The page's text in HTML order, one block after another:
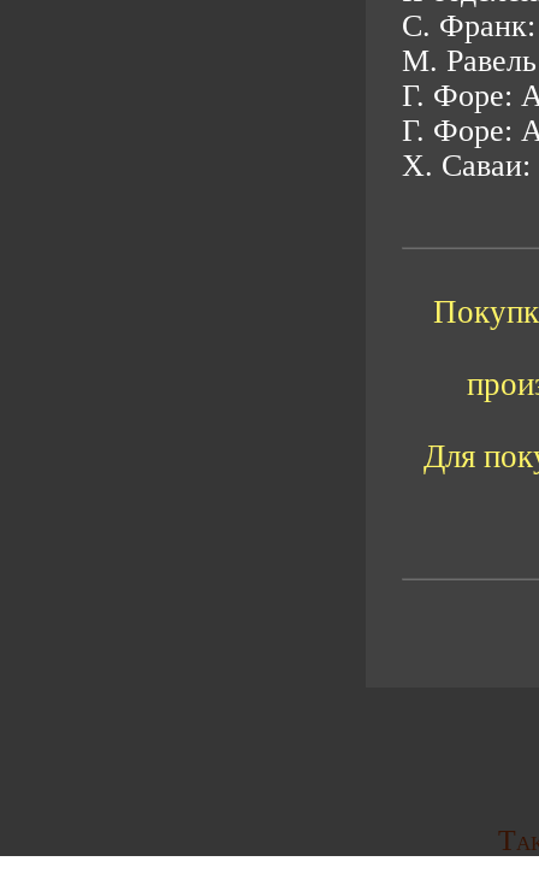
C.
М.
Г. Форе:
Г. Форе:
Х. Саваи:
Для